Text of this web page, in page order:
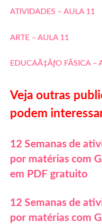
ATIVIDADES – AULA 11
ARTE – AULA 11
EDUCAÃ‡ÃƒO FÃSICA –
Veja outras
podem
12 Semanas de
por matérias com
em PDF gratuito
12 Semanas de
por matérias com